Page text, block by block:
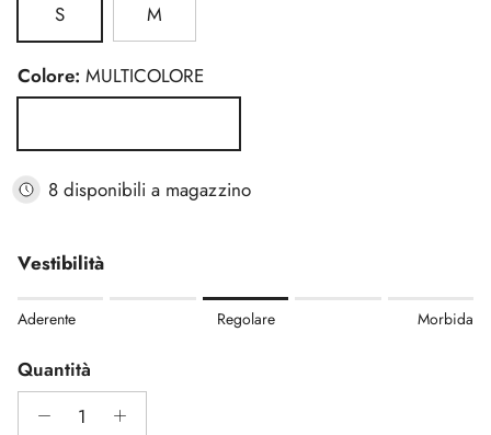
S
M
Colore: MULTICOLORE
8 disponibili a magazzino
Vestibilità
Rating of 1 means Aderente.
Rating of 5 means Morbida.
The rating of this product for "" is 3.
Aderente Regolare Morbida
Quantità